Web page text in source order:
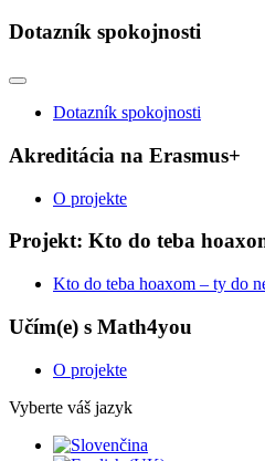
Dotazník spokojnosti
Dotazník spokojnosti
Akreditácia na Erasmus+
O projekte
Projekt: Kto do teba
Kto do teba hoaxom – ty do
Učím(e) s Math4you
O projekte
Vyberte váš jazyk